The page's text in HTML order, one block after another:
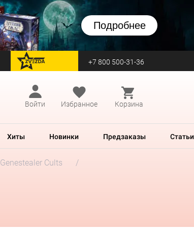
Подробнее
перейти на Zvezda +7 800 500-31-36
Войти
Избранное Корзина
Хиты Новинки Предзаказы Статьи
Genestealer Cults